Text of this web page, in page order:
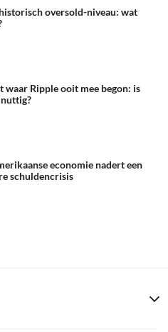
oversold-niveau: wat
waar Ripple ooit mee begon: is
economie nadert een
schuldencrisis